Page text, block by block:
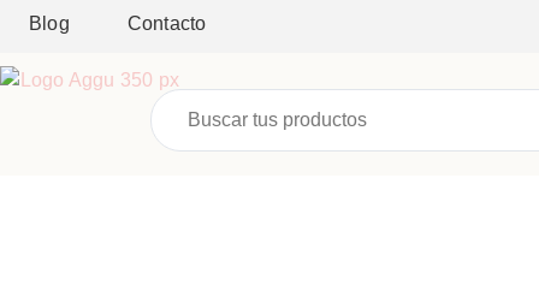
Blog Contacto